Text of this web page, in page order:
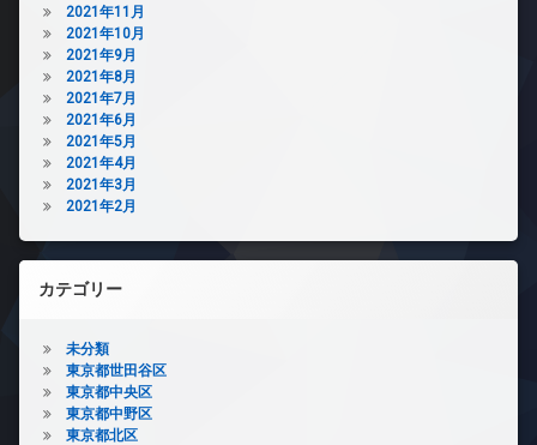
2021年11月
2021年10月
2021年9月
2021年8月
2021年7月
2021年6月
2021年5月
2021年4月
2021年3月
2021年2月
カテゴリー
未分類
東京都世田谷区
東京都中央区
東京都中野区
東京都北区